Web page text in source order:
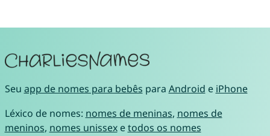
Seu app de nomes para bebês para Android e iPhone
Léxico de nomes: nomes de meninas, nomes de
meninos, nomes unissexetodos os nomes